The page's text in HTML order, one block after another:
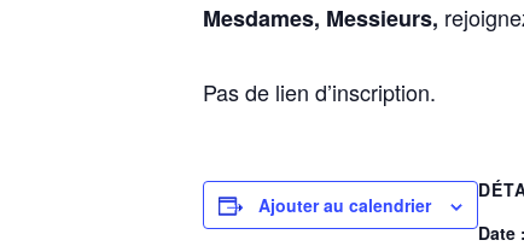
Mesdames, Messieurs,
Pas de lien d’inscription.
Ajouter au calendrier
Date :